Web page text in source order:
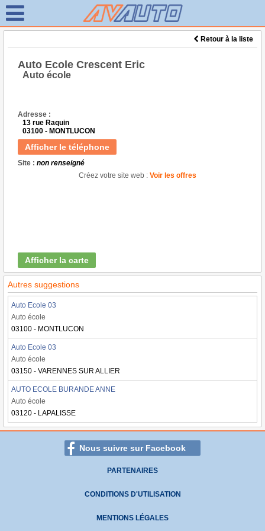
Retour à la liste
Auto Ecole Crescent Eric
Auto école
Adresse :
13 rue Raquin
03100 - MONTLUCON
Afficher le téléphone
Site : non renseigné
Créez votre site web : Voir les offres
Afficher la carte
Autres suggestions
Auto Ecole 03
Auto école
03100 - MONTLUCON
Auto Ecole 03
Auto école
03150 - VARENNES SUR ALLIER
AUTO ECOLE BURANDE ANNE
Auto école
03120 - LAPALISSE
Nous suivre sur Facebook
PARTENAIRES
CONDITIONS D'UTILISATION
MENTIONS LÉGALES